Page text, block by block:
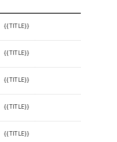
{{TITLE}}
{{TITLE}}
{{TITLE}}
{{TITLE}}
{{TITLE}}